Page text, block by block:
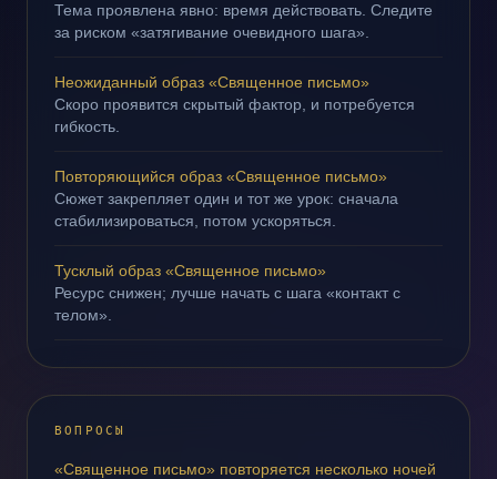
Тема проявлена явно: время действовать. Следите
за риском «затягивание очевидного шага».
Неожиданный образ «Священное письмо»
Скоро проявится скрытый фактор, и потребуется
гибкость.
Повторяющийся образ «Священное письмо»
Сюжет закрепляет один и тот же урок: сначала
стабилизироваться, потом ускоряться.
Тусклый образ «Священное письмо»
Ресурс снижен; лучше начать с шага «контакт с
телом».
ВОПРОСЫ
«Священное письмо» повторяется несколько ночей